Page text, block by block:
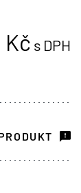
Kč s DPH